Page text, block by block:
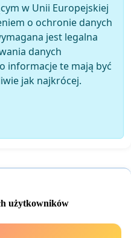
w Unii Europejskiej
o ochronie danych
jest legalna
danych
informacje te mają być
jak najkrócej.
użytkowników